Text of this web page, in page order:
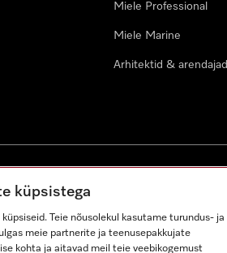
Miele Professional
Miele Marine
Arhitektid & arendajad
küpsistega
Teie nõusolekul kasutame turundus- ja
meie partnerite ja teenusepakkujate
kohta ja aitavad meil teie veebikogemust